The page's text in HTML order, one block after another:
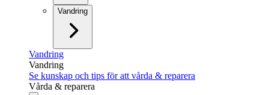
Vandring
Vandring
Vandring
Se kunskap och tips för att vårda & reparera
Vårda & reparera